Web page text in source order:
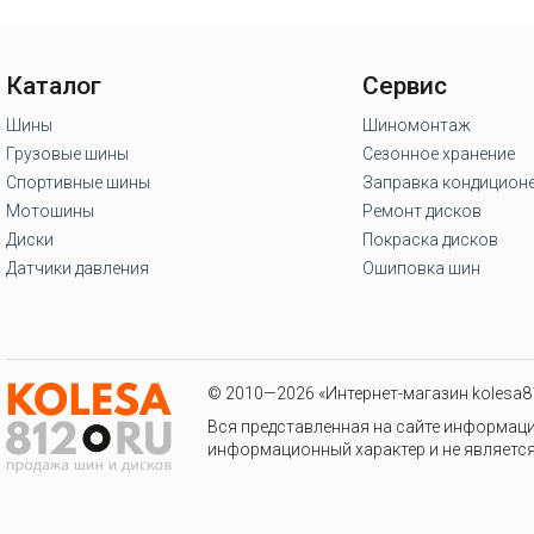
Каталог
Шины
Грузовые шины
Спортивные шины
Мотошины
Диски
Датчики давления
Сервис
Шиномонтаж
Сезонное хранение
Заправка
Ремонт дисков
Покраска дисков
Ошиповка шин
© 2010—2026 «Интернет-магазин
Вся представленная на сайте
информационный характер и не